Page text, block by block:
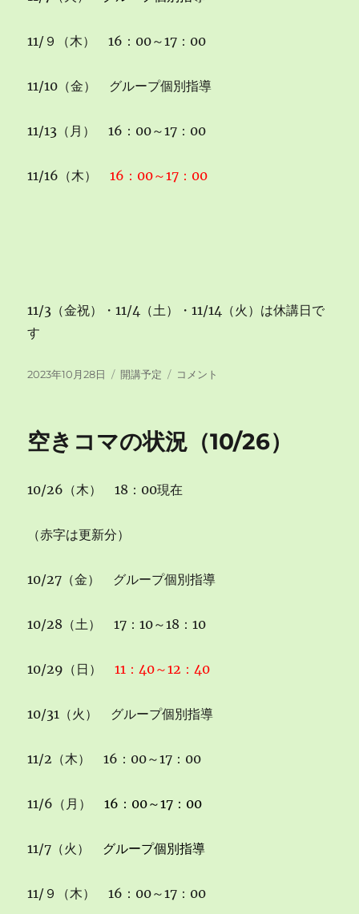
11/９（木） 16：00～17：00
11/10（金） グループ個別指導
11/13（月） 16：00～17：00
11/16（木）16：00～17：00
11/3（金祝）・11/4（土）・11/14（火）は休講日で
す
投
2023年10月28日
カ
ー
開講予定
空
の
（10/28）
コメント
空きコマの状況（10/26）
10/26（木） 18：00現在
（赤字は更新分）
10/27（金） グループ個別指導
10/28（土） 17：10～18：10
10/29（日）11：40～12：40
10/31（火） グループ個別指導
11/2（木） 16：00～17：00
11/6（月） 16：00～17：00
11/7（火） グループ個別指導
11/９（木） 16：00～17：00